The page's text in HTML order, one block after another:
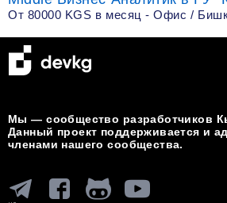
От 80000 KGS в месяц - Офис /
Мы — сообщество разработчиков
Данный проект поддерживается и
членами нашего сообщества.